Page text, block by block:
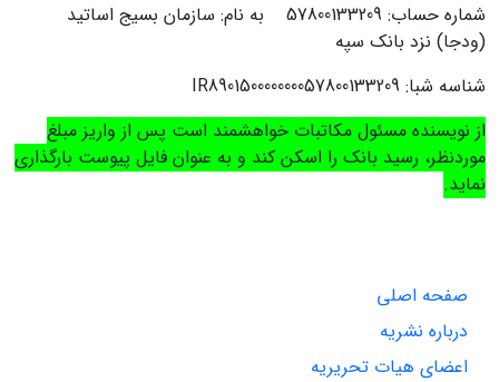
شماره حساب: 57800133209 به نام: سازمان بسیج اساتید
(ودجا) نزد بانک سپه
شناسه شبا: IR890150000000057800133209
از نویسنده مسئول مکاتبات خواهشمند است پس از واریز مبلغ
موردنظر، رسید بانک را اسکن کند و به عنوان فایل پیوست بارگذاری
نماید.
صفحه اصلی
درباره نشریه
اعضای هیات تحریریه